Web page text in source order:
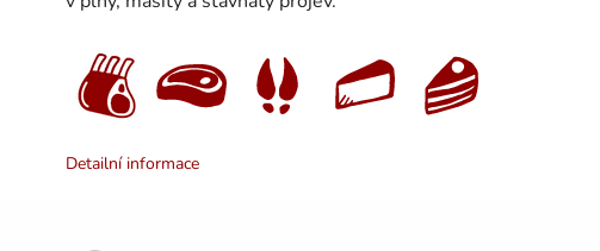
Detailní informace